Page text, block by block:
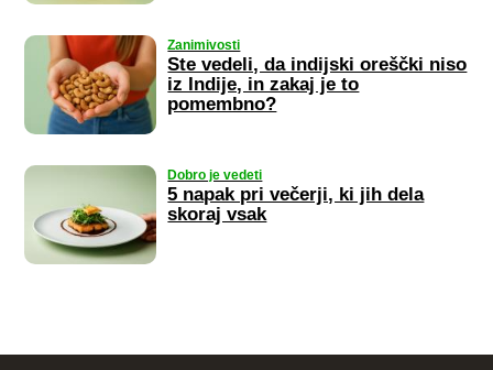
Zanimivosti
Ste vedeli, da indijski oreščki niso
iz Indije, in zakaj je to
pomembno?
Dobro je vedeti
5 napak pri večerji, ki jih dela
skoraj vsak